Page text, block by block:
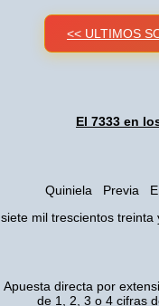
<< ULTIMOS
El 7333 en
Quiniela Previa
siete mil trescientos treinta
Apuesta directa por
de 1, 2, 3 o 4 cifras